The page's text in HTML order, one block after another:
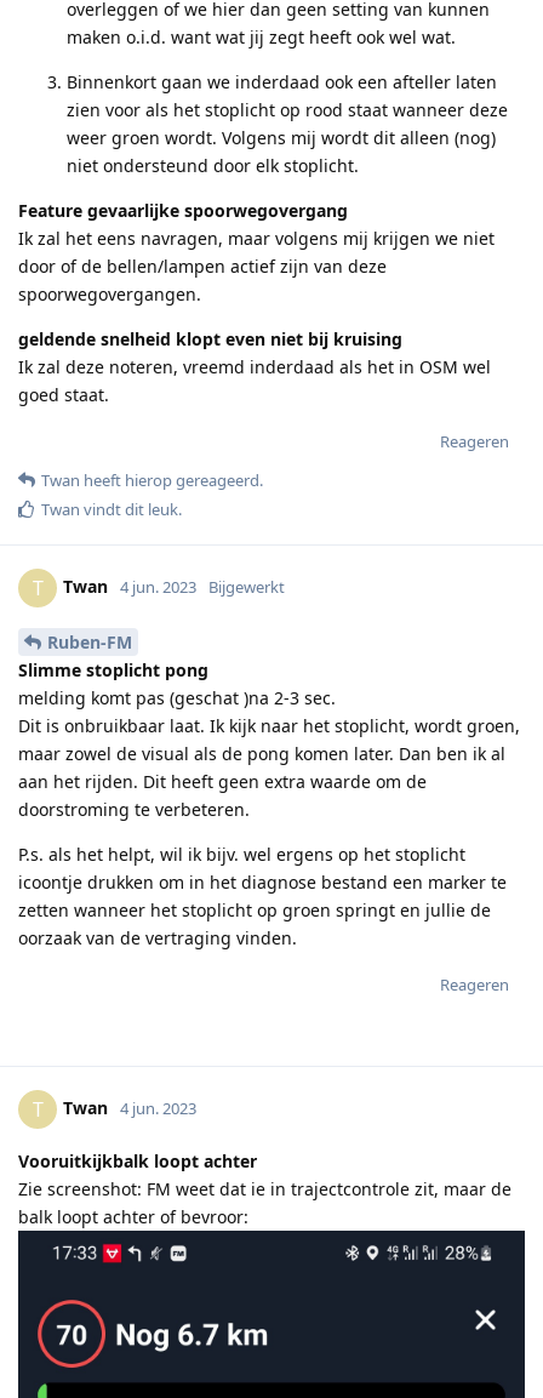
overleggen of we hier dan geen setting van kunnen
maken o.i.d. want wat jij zegt heeft ook wel wat.
Binnenkort gaan we inderdaad ook een afteller laten
zien voor als het stoplicht op rood staat wanneer deze
weer groen wordt. Volgens mij wordt dit alleen (nog)
niet ondersteund door elk stoplicht.
Feature gevaarlijke spoorwegovergang
Ik zal het eens navragen, maar volgens mij krijgen we niet
door of de bellen/lampen actief zijn van deze
spoorwegovergangen.
geldende snelheid klopt even niet bij kruising
Ik zal deze noteren, vreemd inderdaad als het in OSM wel
goed staat.
Reageren
Twan heeft hierop gereageerd.
Twan vindt dit leuk.
T Twan 4 jun. 2023 Bijgewerkt
Ruben-FM
Slimme stoplicht pong
melding komt pas (geschat )na 2-3 sec.
Dit is onbruikbaar laat. Ik kijk naar het stoplicht, wordt groen,
maar zowel de visual als de pong komen later. Dan ben ik al
aan het rijden. Dit heeft geen extra waarde om de
doorstroming te verbeteren.
P.s. als het helpt, wil ik bijv. wel ergens op het stoplicht
icoontje drukken om in het diagnose bestand een marker te
zetten wanneer het stoplicht op groen springt en jullie de
oorzaak van de vertraging vinden.
Reageren
T Twan 4 jun. 2023
Vooruitkijkbalk loopt achter
Zie screenshot: FM weet dat ie in trajectcontrole zit, maar de
balk loopt achter of bevroor: